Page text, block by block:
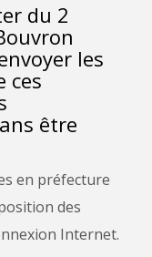
du 2
les
ces
être
en préfecture
des
Internet.